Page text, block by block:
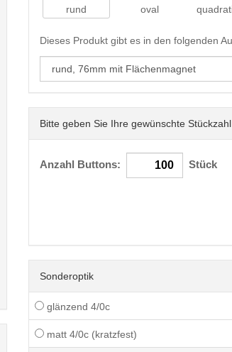
rund oval
Dieses Produkt gibt es in den folgenden
Bitte geben Sie Ihre gewünschte
Anzahl Buttons: Stück
Sonderoptik
glänzend 4/0c
matt 4/0c (kratzfest)
< /picture>